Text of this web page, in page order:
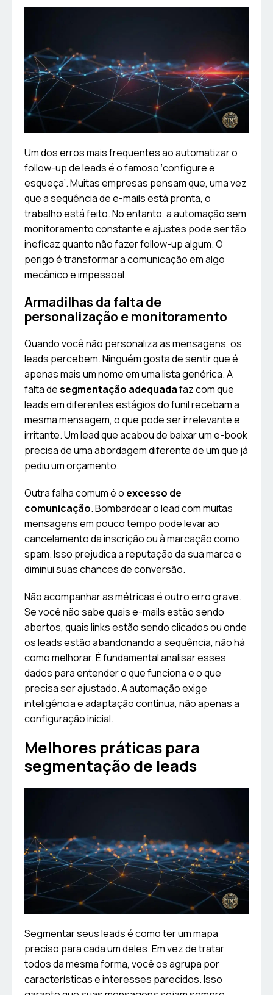
Um dos erros mais frequentes ao automatizar o
follow-up de leads é o famoso ‘configure e
esqueça’. Muitas empresas pensam que, uma vez
que a sequência de e-mails está pronta, o
trabalho está feito. No entanto, a automação sem
monitoramento constante e ajustes pode ser tão
ineficaz quanto não fazer follow-up algum. O
perigo é transformar a comunicação em algo
mecânico e impessoal.
Armadilhas da falta de
personalização e monitoramento
Quando você não personaliza as mensagens, os
leads percebem. Ninguém gosta de sentir que é
apenas mais um nome em uma lista genérica. A
falta desegmentação adequadafaz com que
leads em diferentes estágios do funil recebam a
mesma mensagem, o que pode ser irrelevante e
irritante. Um lead que acabou de baixar um e-book
precisa de uma abordagem diferente de um que já
pediu um orçamento.
Outra falha comum é o excesso de
comunicação. Bombardear o lead com muitas
mensagens em pouco tempo pode levar ao
cancelamento da inscrição ou à marcação como
spam. Isso prejudica a reputação da sua marca e
diminui suas chances de conversão.
Não acompanhar as métricas é outro erro grave.
Se você não sabe quais e-mails estão sendo
abertos, quais links estão sendo clicados ou onde
os leads estão abandonando a sequência, não há
como melhorar. É fundamental analisar esses
dados para entender o que funciona e o que
precisa ser ajustado. A automação exige
inteligência e adaptação contínua, não apenas a
configuração inicial.
Melhores práticas para
segmentação de leads
Segmentar seus leads é como ter um mapa
preciso para cada um deles. Em vez de tratar
todos da mesma forma, você os agrupa por
características e interesses parecidos. Isso